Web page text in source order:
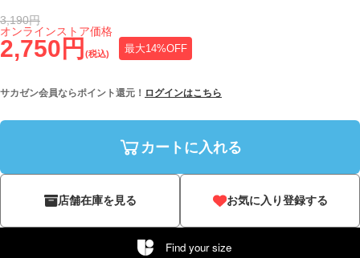
2,750円 (税込) 最大14%OFF
オンラインストア価格
3,190円
サカゼン会員ならポイント還元！ ログインはこちら
カートに入れる
店舗在庫を見る お気に入り登録する
Find your size